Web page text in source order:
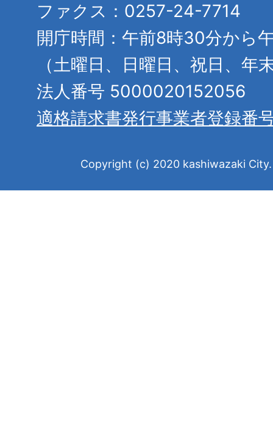
ファクス：0257-24-7714
開庁時間：午前8時30分から
（土曜日、日曜日、祝日、年
法人番号 5000020152056
適格請求書発行事業者登録番
Copyright (c) 2020 kashiwazaki